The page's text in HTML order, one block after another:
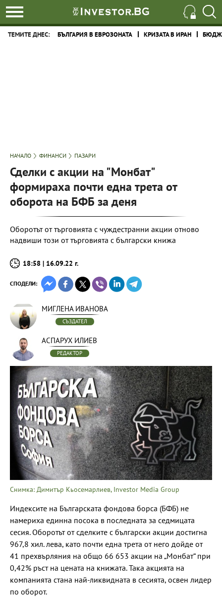
ТЕМИТЕ ДНЕС: БЪЛГАРИЯ В ЕВРОЗОНАТА КРИЗАТА В ИРАН
НАЧАЛО ФИНАНСИ ПАЗАРИ
Сделки с акции на "Монбат"
формираха почти една трета от
оборота на БФБ за деня
Оборотът от търговията с чуждестранни акции отново
надвиши този от търговията с български книжа
18:58 | 16.09.22 г.
СПОДЕЛИ:
МИГЛЕНА ИВАНОВА
СЪЗДАТЕЛ
АСПАРУХ ИЛИЕВ
РЕДАКТОР
Снимка: Димитър Кьосемарлиев, Investor Media Group
Индексите на Българската фондова борса (БФБ) не
намериха единна посока в последната за седмицата
сесия. Оборотът от сделките с български акции достигна
967,8 хил. лева, като почти една трета от него дойде от
41 прехвърляния на общо 66 653 акции на „Монбат“ при
0,42% ръст на цената на книжата. Така акцията на
компанията стана най-ликвидната в сесията, освен лидер
по оборот.